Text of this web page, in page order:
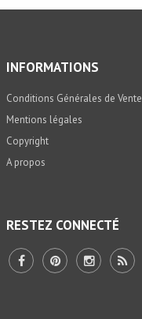
INFORMATIONS
Conditions Générales de Vente
Mentions légales
Copyright
A propos
RESTEZ CONNECTÉ